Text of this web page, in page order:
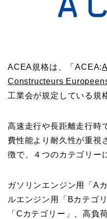
ACEA規格は、「ACEA:
Constructeurs
工業会が規定している規
高速走行や長距離走行時
費性能より耐久性が重視
徴で、４つのカテゴリー
ガソリンエンジン用「A
ルエンジン用「Bカテゴ
「Cカテゴリー」、高負